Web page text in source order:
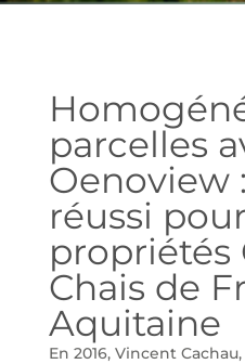
parcelles
Oenoview
réussi
propriétés
Chais de
Aquitaine
En 2016, Vincent